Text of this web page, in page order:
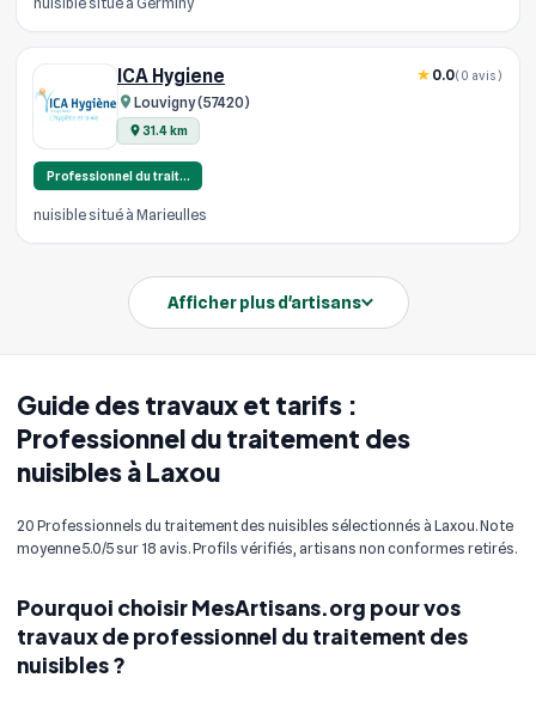
Guide des travaux et tarifs :
Professionnel du traitement des
nuisibles à Laxou
20 Professionnels du traitement des nuisibles sélectionnés à Laxou. Note
moyenne 5.0/5 sur 18 avis. Profils vérifiés, artisans non conformes retirés.
Pourquoi choisir MesArtisans.org pour vos
travaux de professionnel du traitement des
nuisibles ?
ICA Hygiene
Louvigny (57420)
31.4 km
0.0(0 avis)
Professionnel du trait…
nuisible situé à Marieulles
Afficher plus d'artisans